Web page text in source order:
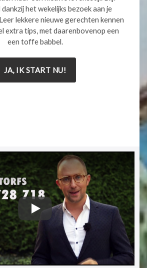
het wekelijks bezoek aan je
lekkere nieuwe gerechten kennen
extra tips, met daarenbovenop een
een toffe babbel.
JA, IK START NU!